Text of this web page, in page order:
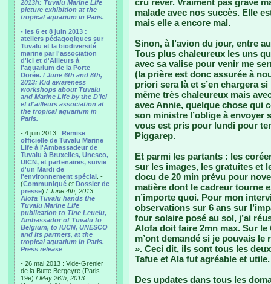
2013h: Tuvalu Marine Life
picture exhibition at the
tropical aquarium in Paris.
- les 6 et 8 juin 2013 :
ateliers pédagogiques sur
Tuvalu et la biodiversité
marine par l'association
d'Ici et d'Ailleurs à
l'aquarium de la Porte
Dorée. / June 6th and 8th,
2013: Kid awareness
workshops about Tuvalu
and Marine Life by the D'Ici
et d'ailleurs association at
the tropical aquarium in
Paris.
- 4 juin 2013 : Remise
officielle de Tuvalu Marine
Life à l'Ambassadeur de
Tuvalu à Bruxelles, Unesco,
UICN, et partenaires, suivie
d'un Mardi de
l'environnement spécial . -
(Communiqué et Dossier de
presse) / June 4th, 2013:
Alofa Tuvalu hands the
Tuvalu Marine Life
publication to Tine Leuelu,
Ambassador of Tuvalu to
Belgium, to IUCN, UNESCO
and its partners, at the
tropical aquarium in Paris. -
Press release
- 26 mai 2013 : Vide-Grenier
de la Butte Bergeyre (Paris
19e) / May 26th, 2013:
cru rêver. Vraiment pas grave
malade avec nos succès. Elle
mais elle a encore mal.
Sinon, à l’avion du jour, entre
Tous plus chaleureux les uns
avec sa valise pour venir me
(la prière est donc assurée à
priori sera là et s’en chargera
même très chaleureux mais
avec Annie, quelque chose qui
son ministre l’oblige à envoyer
vous est pris pour lundi pour
Piggarep.
Et parmi les partants : les
sur les images, les gratuites et
docu de 20 min prévu pour
matière dont le cadreur tourne
n’importe quoi. Pour mon
observations sur 6 ans sur
four solaire posé au sol, j’ai
Alofa doit faire 2mn max. Sur le
m’ont demandé si je pouvais le
». Ceci dit, ils sont tous les
Tafue et Ala fut agréable et utile.
Des updates dans tous les